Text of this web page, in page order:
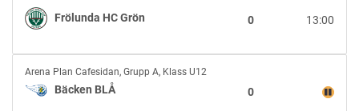
vs
Frölunda
Grön
Frölunda HC Grön 13:00
0
Bäcken
BLÅ
Arena Plan Cafesidan, Grupp A, Klass U12
Bäcken BLÅ 0